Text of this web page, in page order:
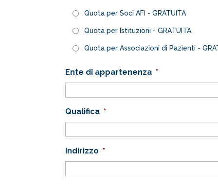
Quota per Soci AFI - GRATUITA
Quota per Istituzioni - GRATUITA
Quota per Associazioni di Pazienti -
Ente di appartenenza *
Qualifica *
Indirizzo *